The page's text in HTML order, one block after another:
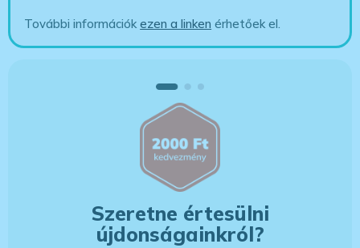
További információkezen a linken érhetőek el.
Szeretne értesülni
újdonságainkról?